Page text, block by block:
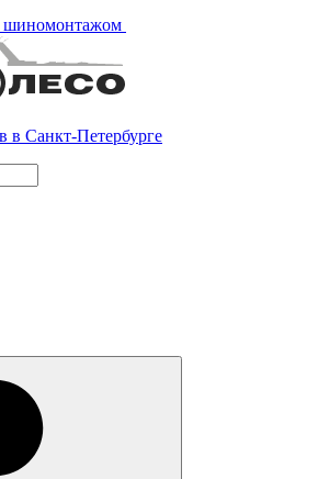
шиномонтажом
в Санкт-Петербурге